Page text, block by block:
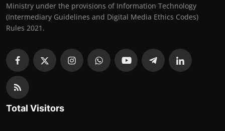
Ministry under the provisions of Information Technology
(Intermediary Guidelines and Digital Media Ethics Codes)
Rules 2021.
Total Visitors